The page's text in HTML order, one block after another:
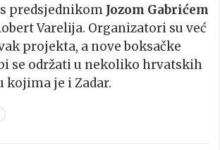
predsjednikom Jozom Gabrićem
Varelija. Organizatori su već
projekta, a nove boksačke
se održati u nekoliko hrvatskih
kojima je i Zadar.